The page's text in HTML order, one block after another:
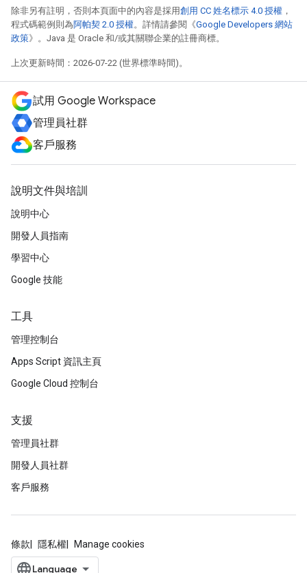
除非另有註明，否則本頁面中的內容是採用創用 CC 姓名標示 4.0 授權 ，
程式碼範例則為阿帕契 2.0 授權。詳情請參閱《Google Developers 網站
政策》。Java 是 Oracle 和/或其關聯企業的註冊商標。
上次更新時間：2026-07-22 (世界標準時間)。
試用 Google Workspace
管理員社群
客戶服務
說明文件與培訓
說明中心
開發人員指南
學習中心
Google 技能
工具
管理控制台
Apps Script 資訊主頁
Google Cloud 控制台
支援
管理員社群
開發人員社群
客戶服務
條款 隱私權 Manage cookies